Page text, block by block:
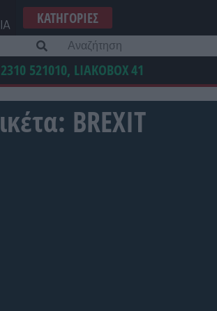
ΚΑΤΗΓΟΡΊΕΣ
521010, LIAKOBOX41
BREXIT